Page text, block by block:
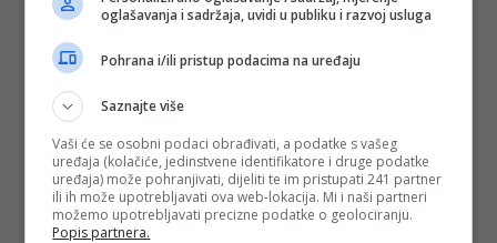
oglašavanja i sadržaja, uvidi u publiku i razvoj usluga
Pohrana i/ili pristup podacima na uređaju
Saznajte više
Vaši će se osobni podaci obrađivati, a podatke s vašeg
uređaja (kolačiće, jedinstvene identifikatore i druge podatke
uređaja) može pohranjivati, dijeliti te im pristupati 241 partner
ili ih može upotrebljavati ova web-lokacija. Mi i naši partneri
možemo upotrebljavati precizne podatke o geolociranju.
Popis partnera.